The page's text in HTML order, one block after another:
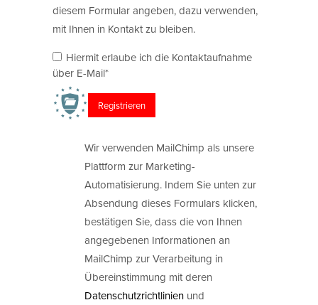
diesem Formular angeben, dazu verwenden,
mit Ihnen in Kontakt zu bleiben.
Hiermit erlaube ich die Kontaktaufnahme
über E-Mail*
Wir verwenden MailChimp als unsere
Plattform zur Marketing-
Automatisierung. Indem Sie unten zur
Absendung dieses Formulars klicken,
bestätigen Sie, dass die von Ihnen
angegebenen Informationen an
MailChimp zur Verarbeitung in
Übereinstimmung mit deren
Datenschutzrichtlinien und